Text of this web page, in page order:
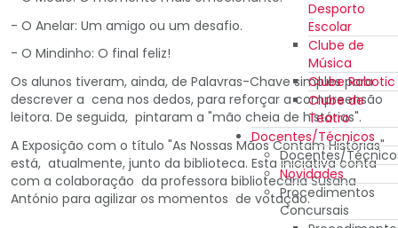
Desporto
Escolar
Clube de
Música
Clube Robotic
Clube de
Teatro
Docentes/Técnicos
Docentes/
Novidades
Procedimentos
Concursais
- O Anelar: Um amigo ou um desafio.
- O Mindinho: O final feliz!
Os alunos tiveram, ainda, de Palavras-Chave simples para
descrever a cena nos dedos, para reforçar a compreensão
leitora. De seguida, pintaram a "mão cheia de histórias".
A Exposição com o título "As Nossas Mãos Contam Histórias"
está, atualmente, junto da biblioteca. Esta iniciativa conta
com a colaboração da professora bibliotecária Susana
António para agilizar os momentos de votação.